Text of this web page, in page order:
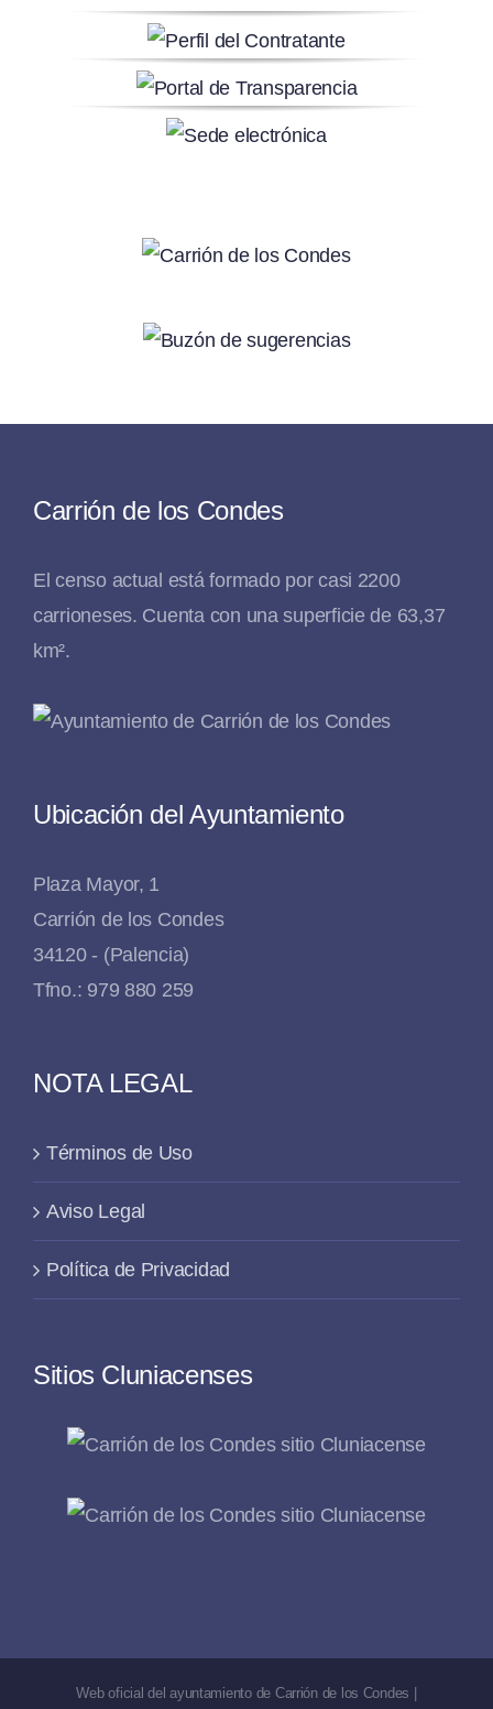
Carrión de los Condes
El censo actual está formado por casi 2200
carrioneses. Cuenta con una superficie de 63,37
km².
Ubicación del Ayuntamiento
Plaza Mayor, 1
Carrión de los Condes
34120 - (Palencia)
Tfno.: 979 880 259
NOTA LEGAL
Términos de Uso
Aviso Legal
Política de Privacidad
Sitios Cluniacenses
Web oficial del ayuntamiento de Carrión de los Condes |